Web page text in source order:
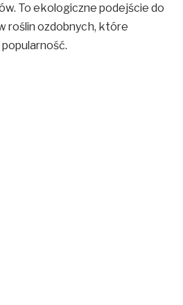
To ekologiczne podejście do
roślin ozdobnych, które